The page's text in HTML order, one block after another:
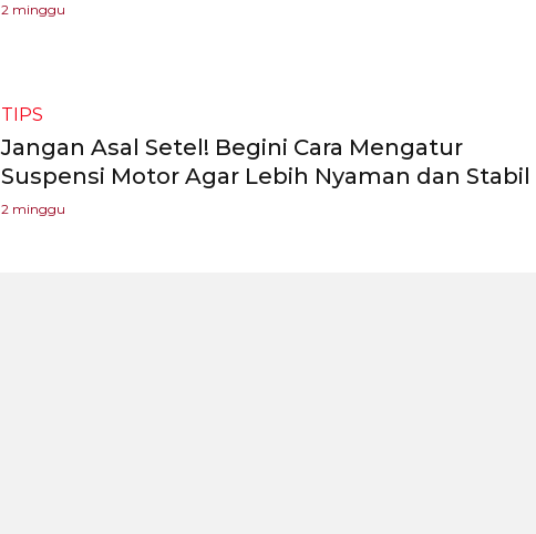
2 minggu
TIPS
Jangan Asal Setel! Begini Cara Mengatur
Suspensi Motor Agar Lebih Nyaman dan Stabil
2 minggu